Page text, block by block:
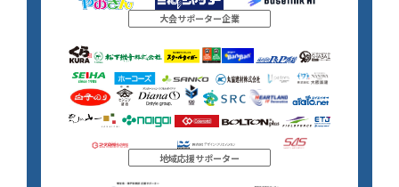
大会サポーター企業
地域応援サポーター